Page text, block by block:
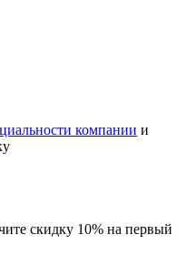
компании и
скидку 10% на первый